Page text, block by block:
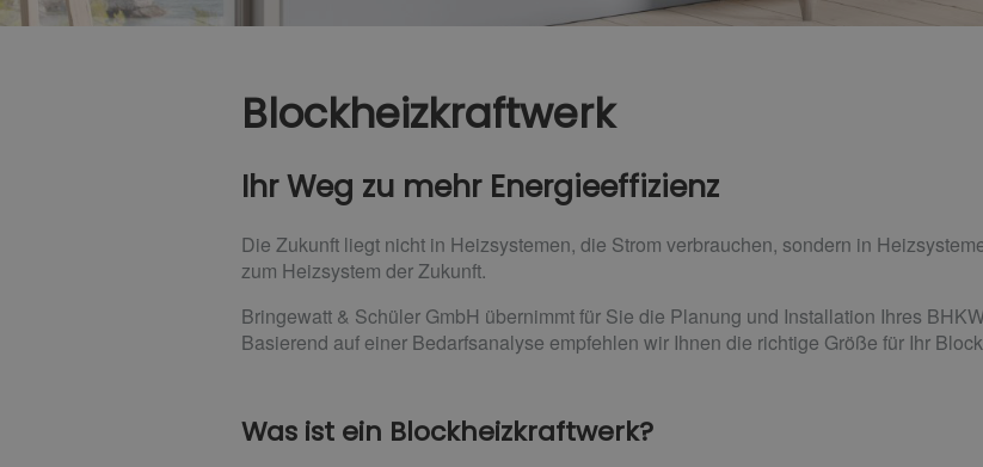
Blockheizkraftwerk
Ihr Weg zu mehr Energieeffizienz
Die Zukunft liegt nicht in Heizsystemen, die Strom verbrauchen, sondern in
zum Heizsystem der Zukunft.
Bringewatt & Schüler GmbH übernimmt für Sie die Planung und Installation Ihres
Basierend auf einer Bedarfsanalyse empfehlen wir Ihnen die richtige Größe für Ihr
Was ist ein Blockheizkraftwerk?